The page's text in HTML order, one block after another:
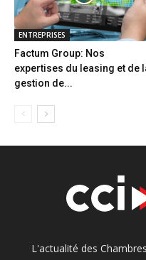
ENTREPRISES
Factum Group: Nos
expertises du leasing et de
gestion de...
L'actualité des